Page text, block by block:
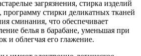
загрязнения, стирка изделий
программу стирки деликатных тканей
сминания, что обеспечивает
белья в барабане, уменьшая при
и облегчая его глажение.